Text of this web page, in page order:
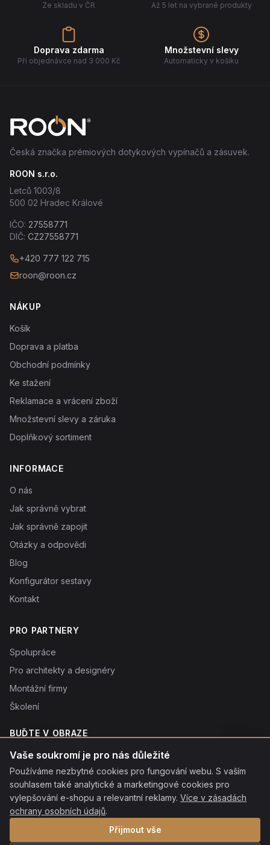
Ze skladu v ČR Až 5 let na vybrané produkty
Doprava zdarma
Při objednávce nad 3 000 Kč
Množstevní slevy
Automaticky v košíku
Česká značka prémiových dotykových vypínačů a zásuvek.
ROON s.r.o.
Letců 1003/8
500 02 Hradec Králové
IČO: 27558771
DIČ: CZ27558771
+420 777 122 715
roon@roon.cz
NÁKUP
Košík
Doprava a platba
Obchodní podmínky
Ke stažení
Reklamace a vrácení zboží
Množstevní slevy a záruka
Doplňkový sortiment
INFORMACE
O nás
Jak správně vybrat
Jak správně zapojit
Otázky a odpovědi
Blog
Konfigurátor sestavy
Kontakt
PRO PARTNERY
Spolupráce
Pro architekty a designéry
Montážní firmy
Školení
BUĎTE V OBRAZE
Novinky o produktech, tipy a slevy. Typicky 1× týdně.
Odebírat
Odebráním souhlasíte sezpracováním osobních údajů. Odhlásit se můžete kdykoliv
kliknutím na odkaz v patičce každého e-mailu.
Vaše soukromí je pro nás důležité
Používáme nezbytné cookies pro fungování webu. S vaším
souhlasem také analytické a marketingové cookies pro
vylepšování e-shopu a relevantní reklamy. Více v zásadách
ochrany osobních údajů.
Přijmout vše